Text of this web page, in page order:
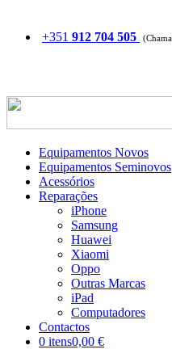
+351 912 704 505
Equipamentos Novos
Equipamentos Seminovos
Acessórios
Reparações
iPhone
Samsung
Huawei
Xiaomi
Oppo
Outras Marcas
iPad
Computadores
Contactos
0 itens0,00 €